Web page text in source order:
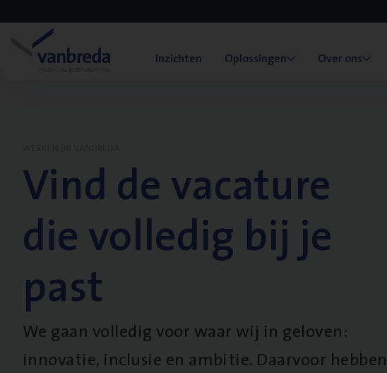
Inzichten Oplossingen Over ons
Vind de vacature
die volledig bij je
past
We gaan volledig voor waar wij in geloven:
innovatie, inclusie en ambitie. Daarvoor hebben